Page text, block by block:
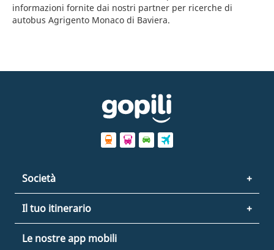
informazioni fornite dai nostri partner per ricerche di
autobus Agrigento Monaco di Baviera.
Società
Il tuo itinerario
Le nostre app mobili